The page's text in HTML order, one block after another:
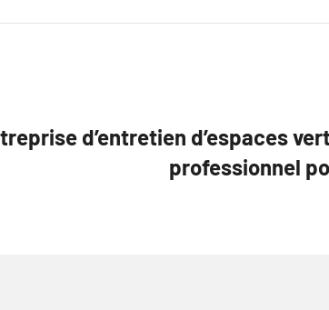
d’entretien d’espaces
professionnel